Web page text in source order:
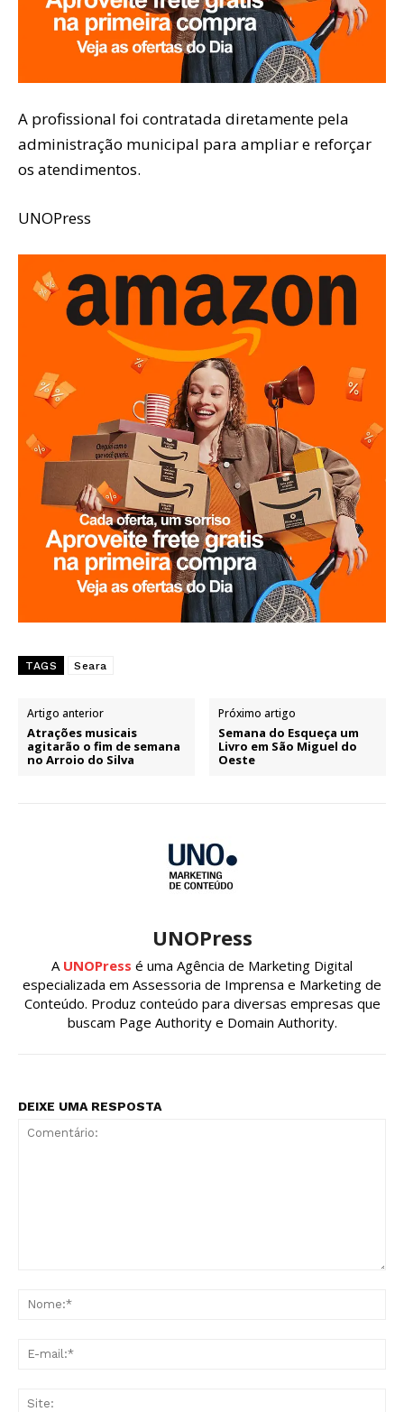
A profissional foi contratada diretamente pela
administração municipal para ampliar e reforçar
os atendimentos.
UNOPress
TAGS Seara
Artigo anterior
Atrações musicais
agitarão o fim de semana
no Arroio do Silva
Próximo artigo
Semana do Esqueça um
Livro em São Miguel do
Oeste
UNOPress
A UNOPress é uma Agência de Marketing Digital
especializada em Assessoria de Imprensa e Marketing de
Conteúdo. Produz conteúdo para diversas empresas que
buscam Page Authority e Domain Authority.
DEIXE UMA RESPOSTA